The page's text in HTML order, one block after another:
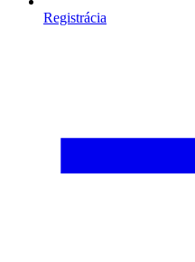
Registrácia